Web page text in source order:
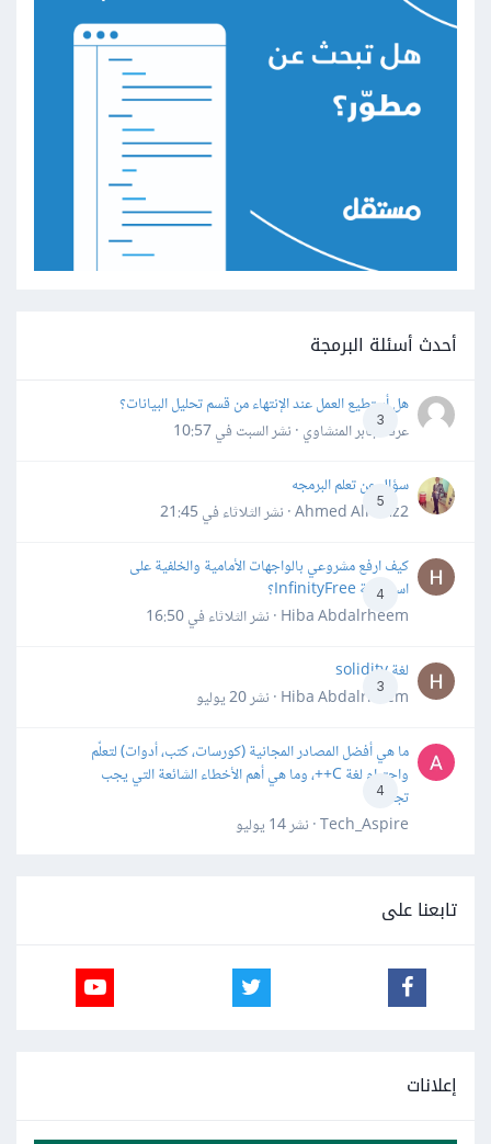
أحدث أسئلة البرمجة
3
هل أستطيع العمل عند الإنتهاء من قسم تحليل البيانات؟
عرفه جابر المنشاوي · نشرالسبت في 10:57
5
سؤال عن تعلم البرمجه
Ahmed Alhafiz2 · نشر
الثلاثاء في 21:45
4
كيف ارفع مشروعي بالواجهات الأمامية والخلفية على
استضافة InfinityFree؟
Hiba Abdalrheem · نشر
الثلاثاء في 16:50
3
لغة solidity
Hiba Abdalrheem · نشر
20 يوليو
4
ما هي أفضل المصادر المجانية (كورسات، كتب، أدوات) لتعلّم
واحترام لغة C++، وما هي أهم الأخطاء الشائعة التي يجب
تجنبها؟
Tech_Aspire · نشر
14 يوليو
تابعنا على
إعلانات